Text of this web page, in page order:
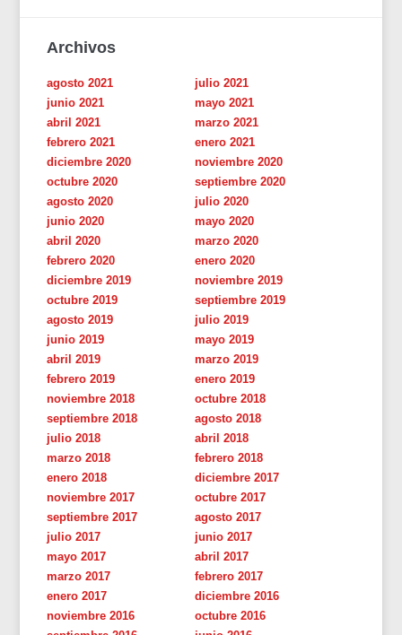
Archivos
agosto 2021
julio 2021
junio 2021
mayo 2021
abril 2021
marzo 2021
febrero 2021
enero 2021
diciembre 2020
noviembre 2020
octubre 2020
septiembre 2020
agosto 2020
julio 2020
junio 2020
mayo 2020
abril 2020
marzo 2020
febrero 2020
enero 2020
diciembre 2019
noviembre 2019
octubre 2019
septiembre 2019
agosto 2019
julio 2019
junio 2019
mayo 2019
abril 2019
marzo 2019
febrero 2019
enero 2019
noviembre 2018
octubre 2018
septiembre 2018
agosto 2018
julio 2018
abril 2018
marzo 2018
febrero 2018
enero 2018
diciembre 2017
noviembre 2017
octubre 2017
septiembre 2017
agosto 2017
julio 2017
junio 2017
mayo 2017
abril 2017
marzo 2017
febrero 2017
enero 2017
diciembre 2016
noviembre 2016
octubre 2016